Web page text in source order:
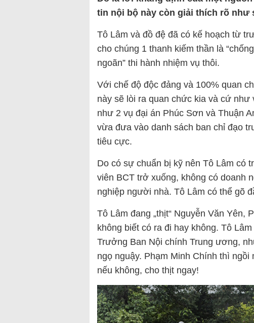
tin nội bộ này còn giải thích rõ như
Tô Lâm và đồ đệ đã có kế hoạch từ
cho chúng 1 thanh kiếm thần là
ngoãn” thi hành nhiệm vụ thôi.
Với chế độ độc đảng và 100% quan
này sẽ lòi ra quan chức kia và cứ như
như 2 vụ đại án Phúc Sơn và Thuận
vừa đưa vào danh sách ban chỉ đạo
tiêu cực.
Do có sự chuẩn bị kỹ nên Tô Lâm có
viên BCT trở xuống, không có doanh
nghiệp người nhà. Tô Lâm có thể gõ
Tô Lâm đang „thịt“ Nguyễn Văn
không biết có ra đi hay không. Tô
Trưởng Ban Nội chính Trung ương,
ngọ nguậy. Phạm Minh Chính thì
nếu không, cho thịt ngay!